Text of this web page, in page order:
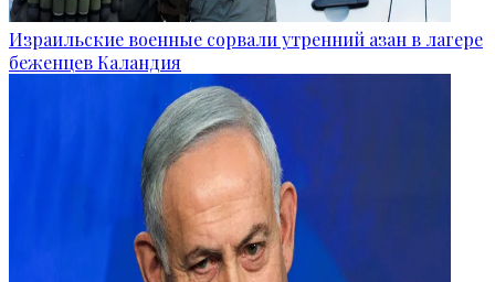
Израильские военные сорвали утренний азан в лагере
беженцев Каландия